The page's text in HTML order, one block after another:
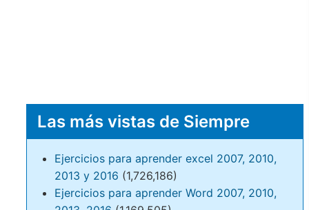
Las más vistas de Siempre
Ejercicios para aprender excel 2007, 2010,
2013 y 2016 (1,726,186)
Ejercicios para aprender Word 2007, 2010,